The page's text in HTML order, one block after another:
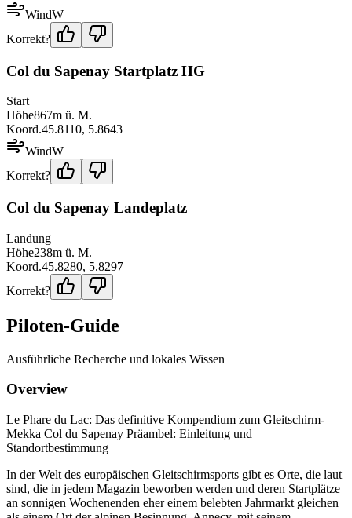
WindW
Korrekt?
Col du Sapenay Startplatz HG
Start
Höhe867m ü. M.
Koord.45.8110, 5.8643
WindW
Korrekt?
Col du Sapenay Landeplatz
Landung
Höhe238m ü. M.
Koord.45.8280, 5.8297
Korrekt?
Piloten-Guide
Ausführliche Recherche und lokales Wissen
Overview
Le Phare du Lac: Das definitive Kompendium zum Gleitschirm-
Mekka Col du Sapenay Präambel: Einleitung und
Standortbestimmung
In der Welt des europäischen Gleitschirmsports gibt es Orte, die laut
sind, die in jedem Magazin beworben werden und deren Startplätze
an sonnigen Wochenenden eher einem belebten Jahrmarkt gleichen